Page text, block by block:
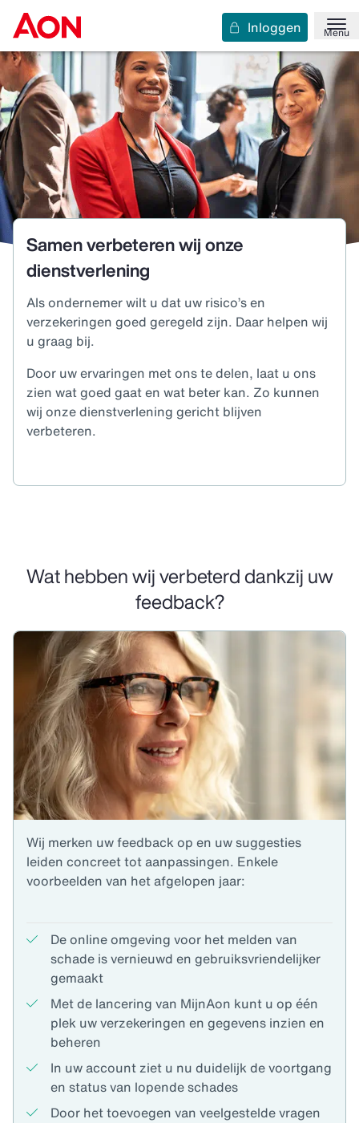
Menu
Inloggen
Samen verbeteren wij onze
dienstverlening
Als ondernemer wilt u dat uw risico’s en
verzekeringen goed geregeld zijn. Daar helpen wij
u graag bij.
Door uw ervaringen met ons te delen, laat u ons
zien wat goed gaat en wat beter kan. Zo kunnen
wij onze dienstverlening gericht blijven
verbeteren.
Wat hebben wij verbeterd dankzij uw
feedback?
Wij merken uw feedback op en uw suggesties
leiden concreet tot aanpassingen. Enkele
voorbeelden van het afgelopen jaar:
De online omgeving voor het melden van
schade is vernieuwd en gebruiksvriendelijker
gemaakt
Met de lancering van MijnAon kunt u op één
plek uw verzekeringen en gegevens inzien en
beheren
In uw account ziet u nu duidelijk de voortgang
en status van lopende schades
Door het toevoegen van veelgestelde vragen